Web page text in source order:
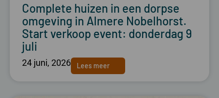
Complete huizen in een dorpse
omgeving in Almere Nobelhorst.
Start verkoop event: donderdag 9
juli
24 juni, 2026 Lees meer